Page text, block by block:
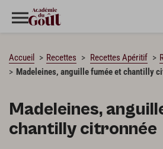
Accueil Recettes Recettes Apéritif
Madeleines, anguille fumée et chantilly
Madeleines,
chantilly citronnée
CHARGEMENT…